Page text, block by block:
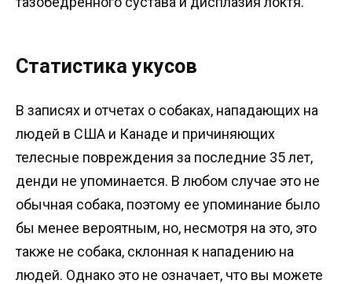
Статистика укусов
В записях и отчетах о собаках, нападающих на
людей в США и Канаде и причиняющих
телесные повреждения за последние 35 лет,
денди не упоминается. В любом случае это не
обычная собака, поэтому ее упоминание было
бы менее вероятным, но, несмотря на это, это
также не собака, склонная к нападению на
людей. Однако это не означает, что вы можете